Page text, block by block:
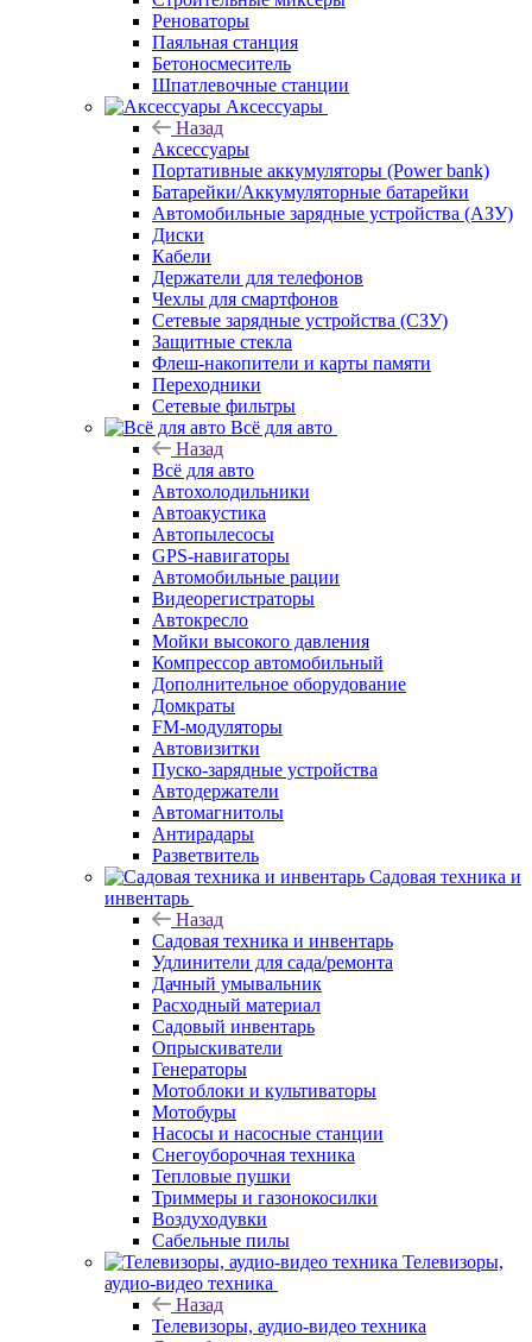
Реноваторы
Паяльная станция
Бетоносмеситель
Шпатлевочные станции
Аксессуары
Назад
Аксессуары
Портативные аккумуляторы (Power bank)
Батарейки/Аккумуляторные батарейки
Автомобильные зарядные устройства (АЗУ)
Диски
Кабели
Держатели для телефонов
Чехлы для смартфонов
Сетевые зарядные устройства (СЗУ)
Защитные стекла
Флеш-накопители и карты памяти
Переходники
Сетевые фильтры
Всё для авто
Назад
Всё для авто
Автохолодильники
Автоакустика
Автопылесосы
GPS-навигаторы
Автомобильные рации
Видеорегистраторы
Автокресло
Мойки высокого давления
Компрессор автомобильный
Дополнительное оборудование
Домкраты
FM-модуляторы
Автовизитки
Пуско-зарядные устройства
Автодержатели
Автомагнитолы
Антирадары
Разветвитель
Садовая техника и
инвентарь
Назад
Садовая техника и инвентарь
Удлинители для сада/ремонта
Дачный умывальник
Расходный материал
Садовый инвентарь
Опрыскиватели
Генераторы
Мотоблоки и культиваторы
Мотобуры
Насосы и насосные станции
Снегоуборочная техника
Тепловые пушки
Триммеры и газонокосилки
Воздуходувки
Сабельные пилы
Телевизоры,
аудио-видео техника
Назад
Телевизоры, аудио-видео техника